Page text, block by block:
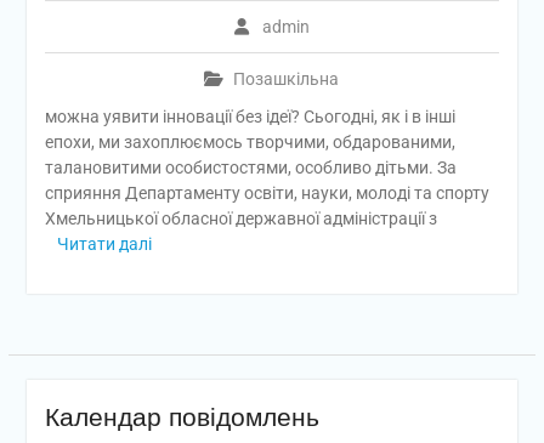
admin
Позашкільна
можна уявити інновації без ідеї? Сьогодні, як і в інші
епохи, ми захоплюємось творчими, обдарованими,
талановитими особистостями, особливо дітьми. За
сприяння Департаменту освіти, науки, молоді та спорту
Хмельницької обласної державної адміністрації з
Читати далі
Календар повідомлень